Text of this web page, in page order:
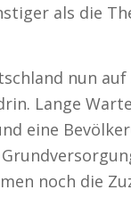
als die
nun
Lange
eine
noch die